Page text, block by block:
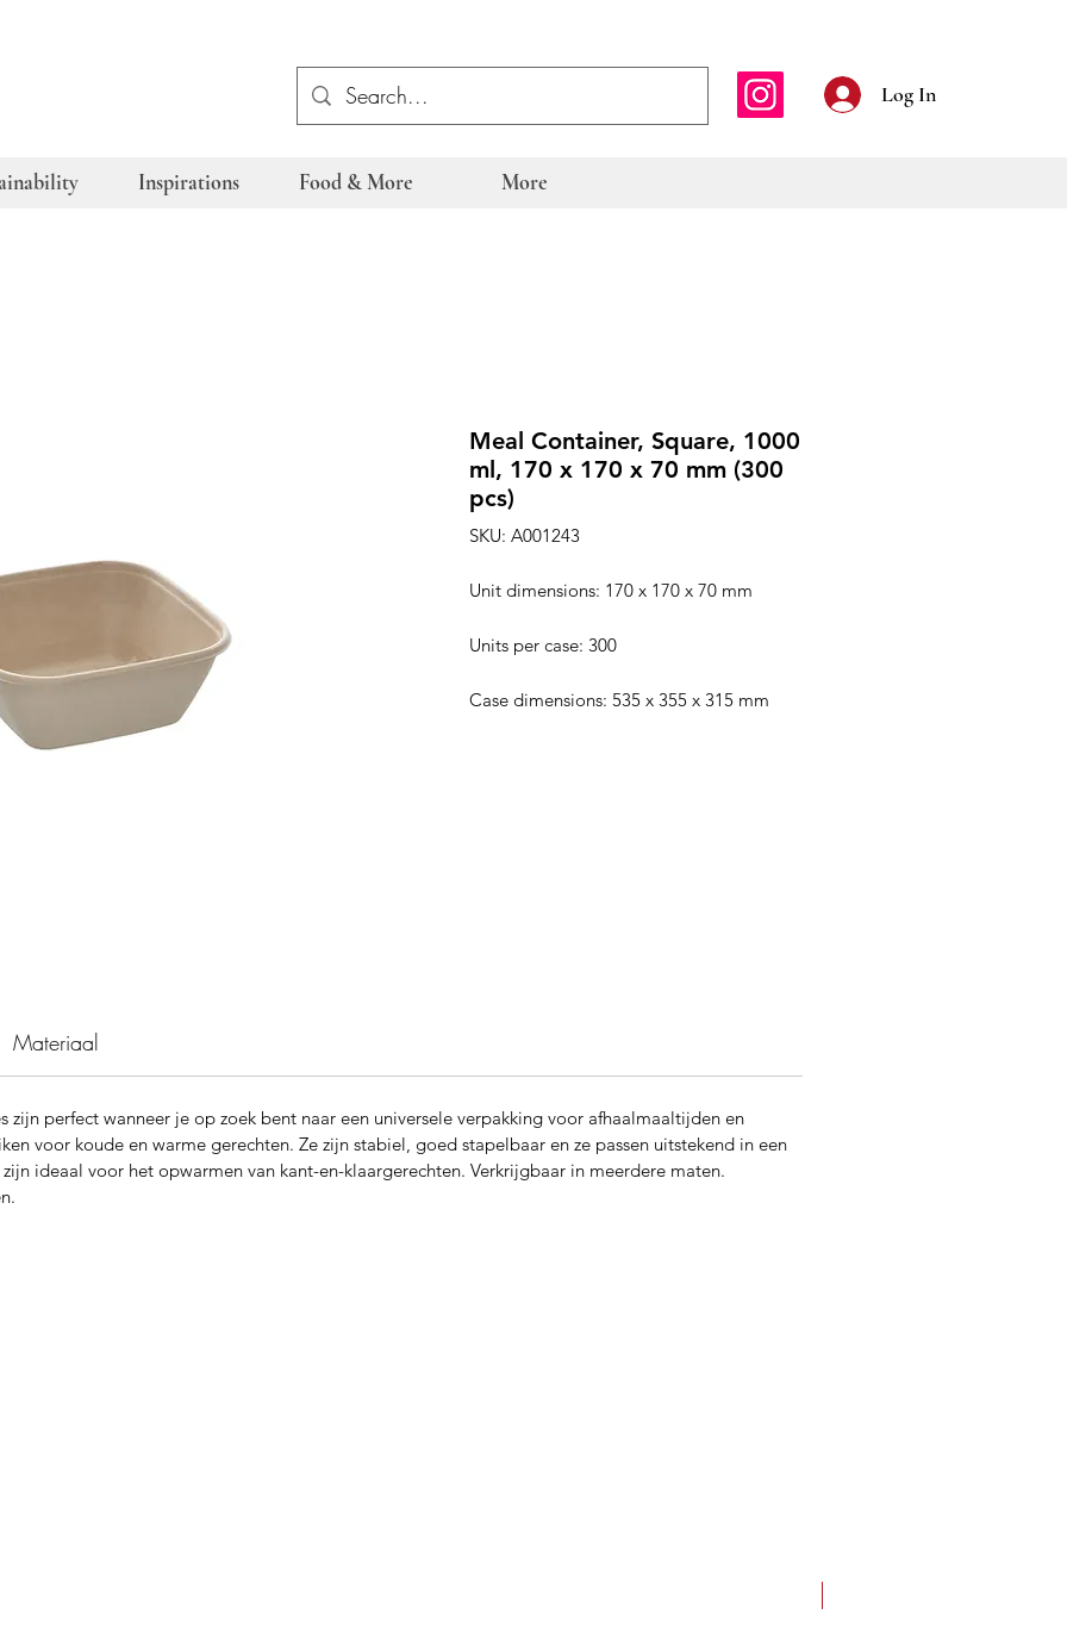
Log In
Inspirations Food & More More
Meal Container, Square, 1000
ml, 170 x 170 x 70 mm (300
pcs)
SKU: A001243
Unit dimensions: 170 x 170 x 70 mm
Units per case: 300
Case dimensions: 535 x 355 x 315 mm
Materiaal
perfect wanneer je op zoek bent naar een universele verpakking voor afhaalmaaltijden en
voor koude en warme gerechten. Ze zijn stabiel, goed stapelbaar en ze passen uitstekend in een
ideaal voor het opwarmen van kant-en-klaargerechten. Verkrijgbaar in meerdere maten.